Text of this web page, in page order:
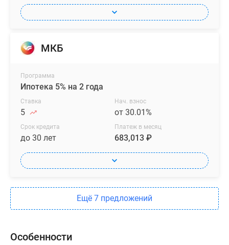
МКБ
Программа
Ипотека 5% на 2 года
Ставка
5
Нач. взнос
от 30.01%
Срок кредита
до 30 лет
Платеж в месяц
683,013 ₽
Ещё 7 предложений
Особенности